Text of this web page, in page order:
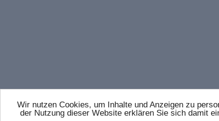
Wir nutzen Cookies, um Inhalte und Anzeigen zu
der Nutzung dieser Website erklären Sie sich damit